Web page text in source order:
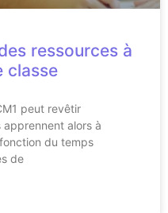
ressources à
classe
peut revêtir
alors à
du temps
de